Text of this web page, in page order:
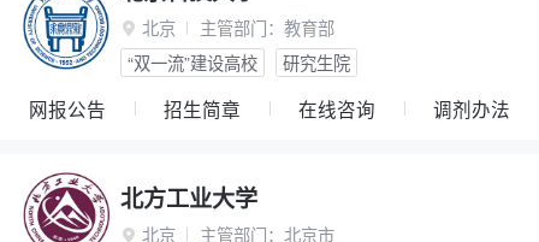
 北京 主管部门： 教育部
“双一流”建设高校
研究生院
网报公告 招生简章 在线咨询 调剂办法
北方工业大学
 北京 主管部门： 北京市